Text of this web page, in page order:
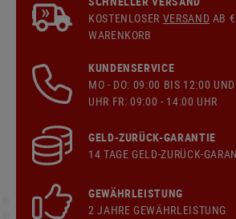
KOSTENLOSER VERSAND AB
WARENKORB
KUNDENSERVICE
MO - DO: 09:00 BIS 12:00
UHR FR: 09:00 - 14:00 UHR
GELD-ZURÜCK-GARANTIE
14 TAGE GELD-ZURÜCK-
GEWÄHRLEISTUNG
2 JAHRE GEWÄHRLEISTUNG